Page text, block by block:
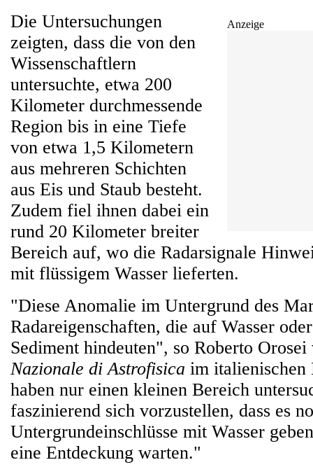
Anzeige
Die Untersuchungen
zeigten, dass die von den
Wissenschaftlern
untersuchte, etwa 200
Kilometer durchmessende
Region bis in eine Tiefe
von etwa 1,5 Kilometern
aus mehreren Schichten
aus Eis und Staub besteht.
Zudem fiel ihnen dabei ein
rund 20 Kilometer breiter
Bereich auf, wo die Radarsignale
mit flüssigem Wasser lieferten.
"Diese Anomalie im Untergrund des
Radareigenschaften, die auf Wasser
Sediment hindeuten", so Roberto
Nazionale di Astrofisica im
haben nur einen kleinen Bereich
faszinierend sich vorzustellen, dass es
Untergrundeinschlüsse mit Wasser
eine Entdeckung warten."